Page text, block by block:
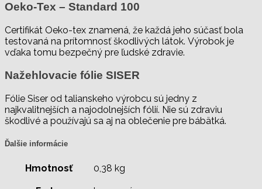
Oeko-Tex – Standard 100
Certifikát Oeko-tex znamená, že každá jeho súčasť bola
testovaná na prítomnosť škodlivých látok. Výrobok je
vďaka tomu bezpečný pre ľudské zdravie.
Nažehlovacie fólie SISER
Fólie Siser od talianskeho výrobcu sú jedny z
najkvalitnejších a najodolnejších fólií. Nie sú zdraviu
škodlivé a používajú sa aj na oblečenie pre bábätká.
Ďalšie informácie
Hmotnosť 0,38 kg